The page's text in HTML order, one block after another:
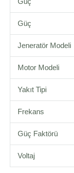
Güç
Jeneratör Modeli
Motor Modeli
Yakıt Tipi
Frekans
Güç Faktörü
Voltaj